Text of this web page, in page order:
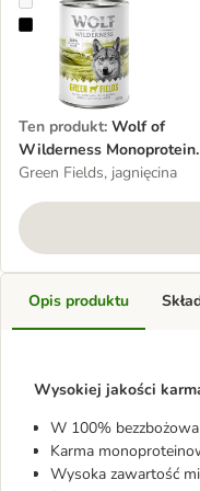
Wolf of Wilderness
Ten produkt: Wolf of
Wilderness Monoprotein
Adult, 1 x 400 g
Green Fields, jagnięcina
Opis produktu
Wysokiej jakości
W 100%
Karma
Wysoka zawartość